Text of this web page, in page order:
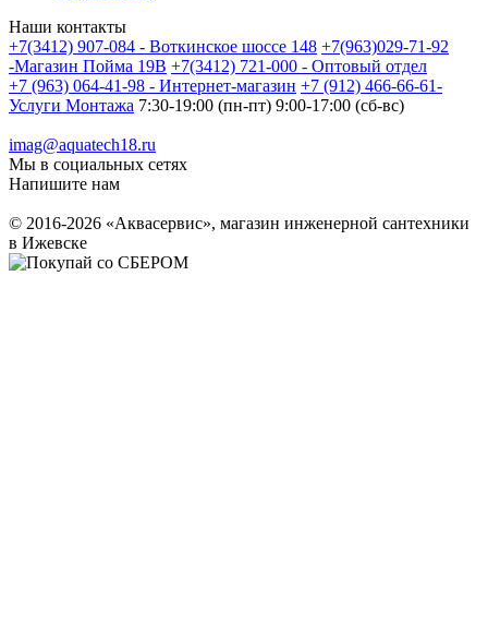
Наши контакты
+7(3412) 907-084 - Воткинское шоссе 148 +7(963)029-71-92
-Магазин Пойма 19В +7(3412) 721-000 - Оптовый отдел
+7 (963) 064-41-98 - Интернет-магазин +7 (912) 466-66-61-
Услуги Монтажа 7:30-19:00 (пн-пт) 9:00-17:00 (сб-вс)
imag@aquatech18.ru
Мы в социальных сетях
Напишите нам
© 2016-2026 «Аквасервис», магазин инженерной сантехники
в Ижевске